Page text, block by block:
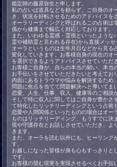
鑑定師の藤原弥生と申します。
私の占いは道具などを頼らず、ご自身のオ
き、状況を好転させるためのアドバイスを
オーラリーディングと呼ばれるこの占術は
係から健康まで幅広く対応しております。
また、いわゆる霊感・霊視といったような
霊や補助霊と言われる存在)から直接メッセ
オーラというものは生年月日などから見る
変化していきます。お客様自身の現在のオ
を選択できるようアドバイスさせていただ
お客様ご自身が、自らの本当の願い、本当
お手伝いをさせていただきたいと考えてお
内面にあるトラウマや悩みを解決するため
問題に焦点を当てて問題解決へと導いてま
恋愛、人生、仕事、収入、健康等のご相談
そして特に収入に関してはご自身が豊かさ
て特化したリッチリーディングという占術
恋愛や人間関係といったものの場合はオー
ものはリッチリーディング、もうすでに決
視や守護存在とお話しさせていただき、よ
きます。
また、オーラを読む以外にも、ヒーリング
す。
お越しになった皆様が身も心もすっきりと
です。
お客様の望む現実を実現させるべくお手伝